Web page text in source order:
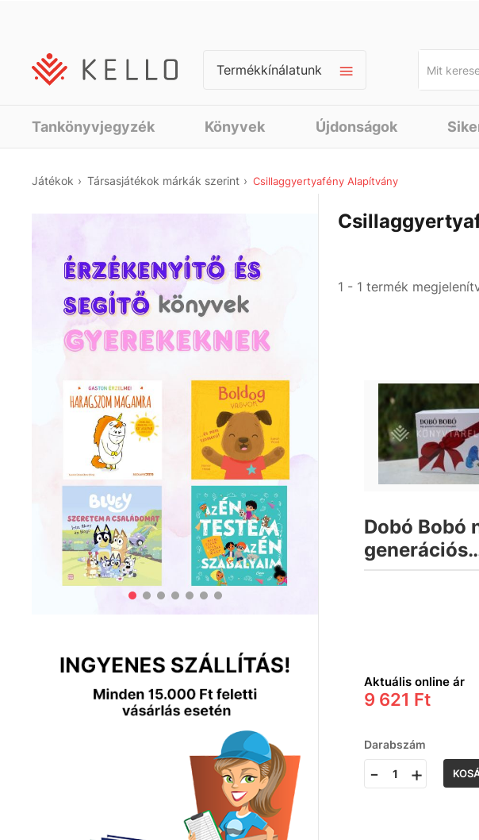
Termékkínálatunk
Tankönyvjegyzék Könyvek Újdonságok
Játékok Társasjátékok márkák szerint Csillaggyertyafény Alapítvány
1 - 1 termék
Dobó Bobó
generációs
önismereti
Aktuális online ár
9 621 Ft
Darabszám
- +